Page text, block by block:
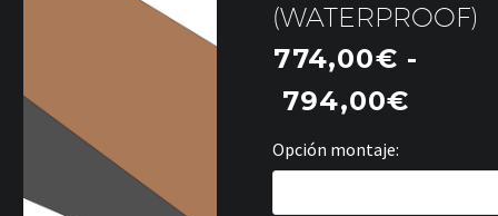
(WATERPROOF)
774,00€ -
794,00€
Opción montaje